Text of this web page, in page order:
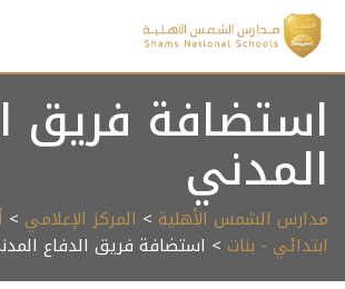
Skip
content
استضافة فريق
المدني
مدارس الشمس الأهلية > المركز الإعلامي >
ابتدائي - بنات > استضافة فريق الدفاع